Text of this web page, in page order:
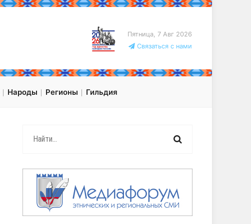
Пятница, 7 Авг 2026
Связаться с нами
Народы Регионы Гильдия